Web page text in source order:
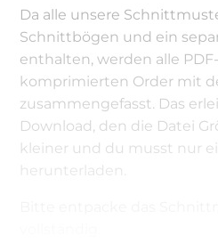
Da alle unsere
Schnittbögen und ein
enthalten, werden alle
komprimierten Order mit
zusammengefasst. Das
Download, den die Datei
kleiner und du musst nur
herunterladen.